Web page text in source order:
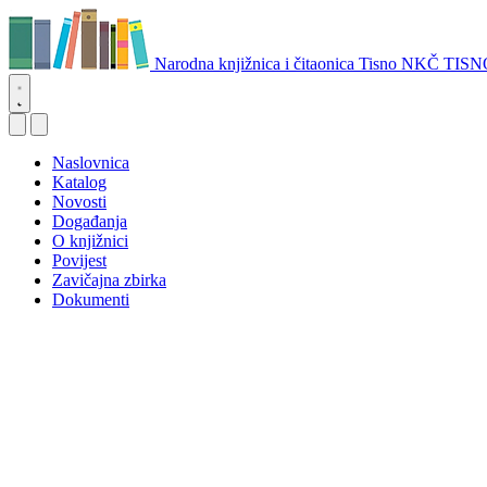
Narodna knjižnica i čitaonica Tisno NKČ
Naslovnica
Katalog
Novosti
Događanja
O knjižnici
Povijest
Zavičajna zbirka
Dokumenti